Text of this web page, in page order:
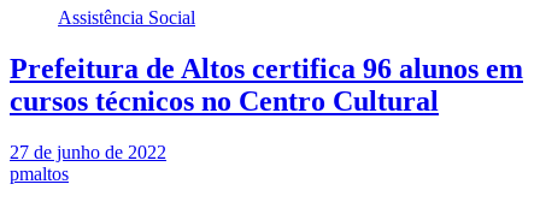
Assistência Social
Prefeitura de Altos certifica 96 alunos em
cursos técnicos no Centro Cultural
27 de junho de 2022
pmaltos